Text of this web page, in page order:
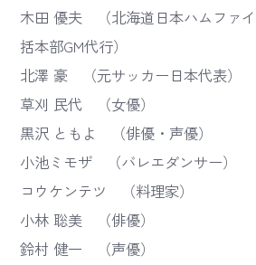
木田 優夫 （北海道日本ハムファ
括本部GM代行）
北澤 豪 （元サッカー日本代表）
草刈 民代 （女優）
黒沢 ともよ （俳優・声優）
小池ミモザ （バレエダンサー）
コウケンテツ （料理家）
小林 聡美 （俳優）
鈴村 健一 （声優）